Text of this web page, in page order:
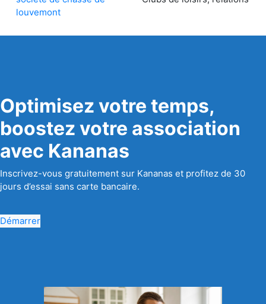
louvemont
Optimisez votre temps,
boostez votre association
avec Kananas
Inscrivez-vous gratuitement sur Kananas et profitez de 30
jours d’essai sans carte bancaire.
Démarrer